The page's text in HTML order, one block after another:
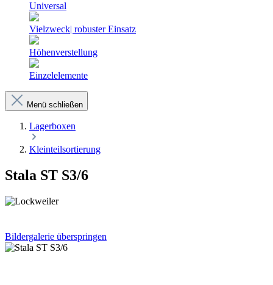
Universal
Vielzweck| robuster Einsatz
Höhenverstellung
Einzelelemente
Menü schließen
Lagerboxen
Kleinteilsortierung
Stala ST S3/6
Bildergalerie überspringen